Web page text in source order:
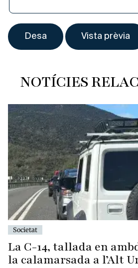
NOTÍCIES
Societat
La C-14, tallada en
la calamarsada a l’Alt